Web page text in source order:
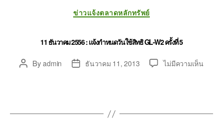
ข่าวแจ้งตลาดหลักทรัพย์
11 ธันวาคม 2556 : แจ้งกำหนดวันใช้สิทธิ GL-W2 ครั้งที่ 5
Byadmin ธันวาคม 11, 2013 ไม่มีความเห็น